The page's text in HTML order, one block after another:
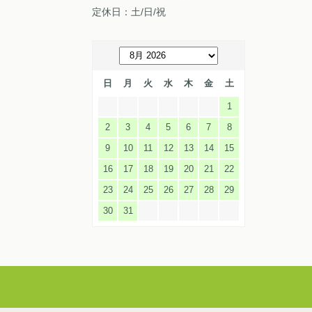
定休日：土/日/祝
日 月 火 水 木 金 土
1
2
3 4 5 6 7
8
9
10 11 12 13 14
15
16
17 18 19 20 21
22
23
24 25 26 27 28
29
30
31